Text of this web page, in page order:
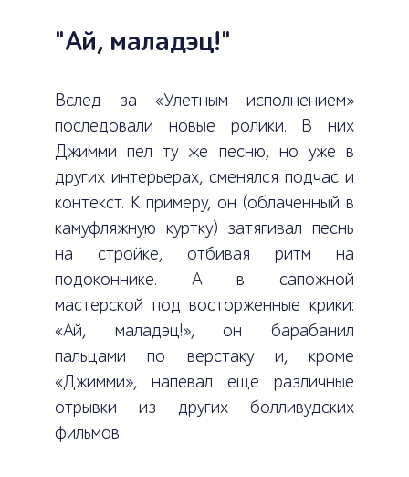
"Ай, маладэц!"
Вслед за «Улетным исполнением»
последовали новые ролики. В них
Джимми пел ту же песню, но уже в
других интерьерах, сменялся подчас и
контекст. К примеру, он (облаченный в
камуфляжную куртку) затягивал песнь
на стройке, отбивая ритм на
подоконнике. А в сапожной
мастерской под восторженные крики:
«Ай, маладэц!», он барабанил
пальцами по верстаку и, кроме
«Джимми», напевал еще различные
отрывки из других болливудских
фильмов.